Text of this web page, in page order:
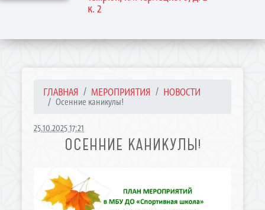
к. 2
ГЛАВНАЯ МЕРОПРИЯТИЯ НОВОСТИ
Осенние каникулы!
25.10.2025 17:21
ОСЕННИЕ КАНИКУЛЫ!